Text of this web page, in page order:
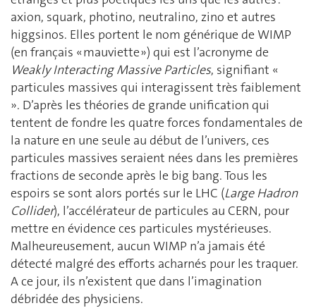
axion, squark, photino, neutralino, zino et autres
higgsinos. Elles portent le nom générique de WIMP
(en français « mauviette ») qui est l’acronyme de
Weakly Interacting Massive Particles, signifiant «
particules massives qui interagissent très faiblement
». D’après les théories de grande unification qui
tentent de fondre les quatre forces fondamentales de
la nature en une seule au début de l’univers, ces
particules massives seraient nées dans les premières
fractions de seconde après le big bang. Tous les
espoirs se sont alors portés sur le LHC (Large Hadron
Collider), l’accélérateur de particules au CERN, pour
mettre en évidence ces particules mystérieuses.
Malheureusement, aucun WIMP n’a jamais été
détecté malgré des efforts acharnés pour les traquer.
A ce jour, ils n’existent que dans l’imagination
débridée des physiciens.